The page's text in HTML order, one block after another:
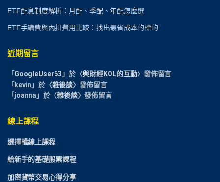
ETF配息制度解析：月配、季配、年配怎麼選
ETF手續費與內扣費用比較：找出最省成本的標的
近期留言
「 GoogleUser63 」於〈與財經KOL的互動〉發佈留言
「 kevin 」於〈雜後談〉發佈留言
「 joanna 」於〈雜後談〉發佈留言
線上課程
選擇權線上課程
給新手的基礎股票課程
加密貨幣交易心得分享